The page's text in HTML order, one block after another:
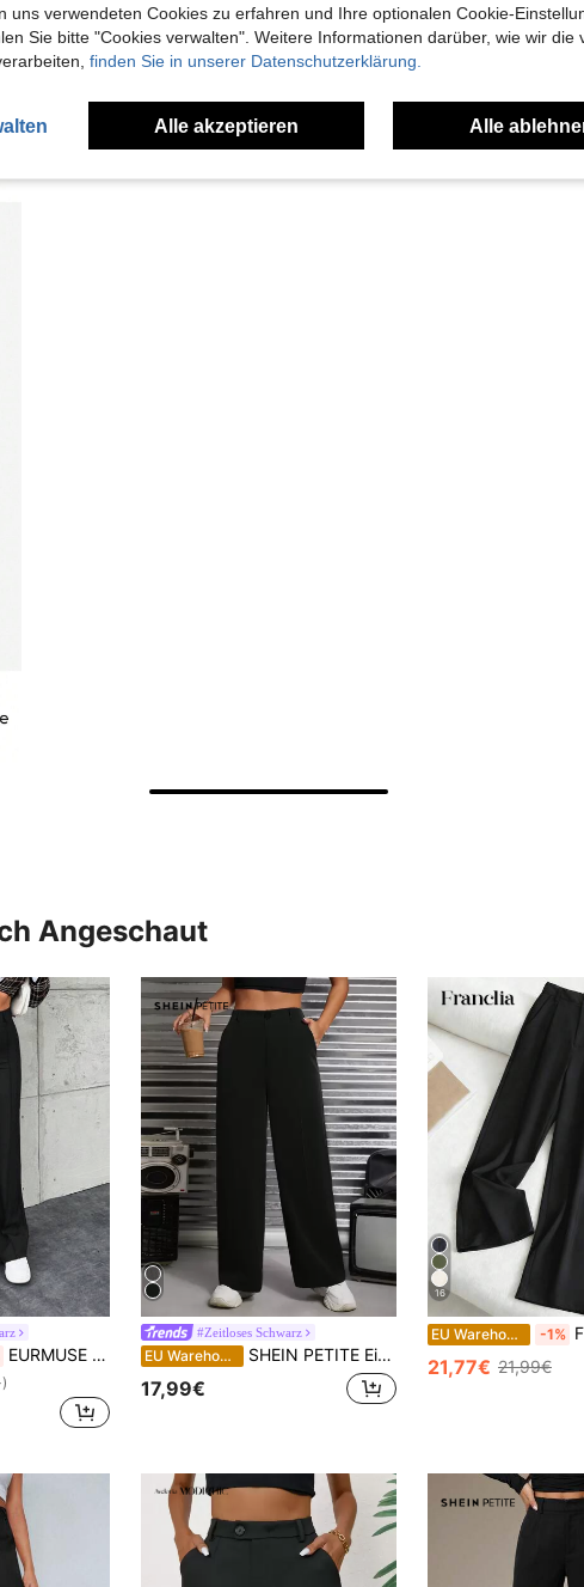
Angeschaut
EURMUSE Einfache Business Hose für Damen Einfarbig für den täglichen Gebrauch
#Zeitloses Schwarz
EU Warehouse SHEIN PETITE Einfarbige Anzughose mit schrägen Taschen für Herbst/Winter, für zierliche Frauen
17,99€
16
EU Warehouse -1%
21,77€ 21,99€
uns verwendeten Cookies zu erfahren und Ihre optionalen Cookie-
Sie bitte "Cookies verwalten". Weitere Informationen darüber, wie wir die
finden Sie in unserer Datenschutzerklärung.
Alle akzeptieren Alle